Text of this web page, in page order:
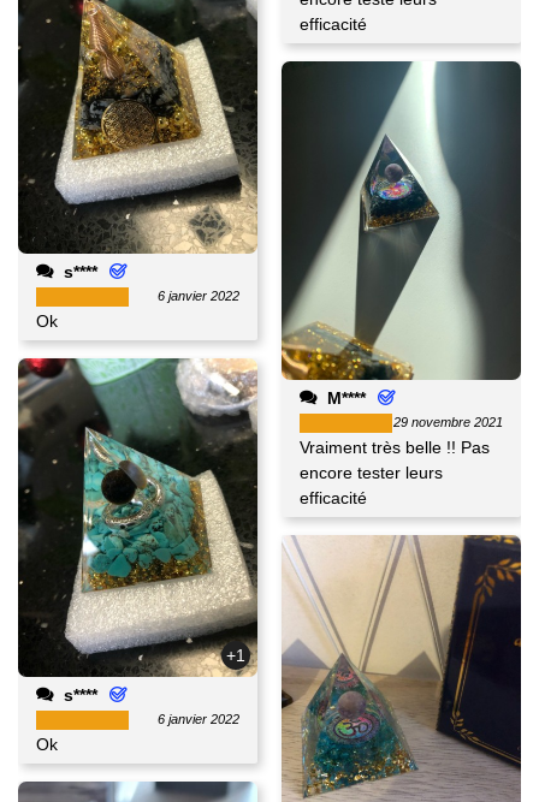
s****
6 janvier 2022
Ok
+1
s****
6 janvier 2022
Ok
efficacité
M****
29 novembre 2021
Vraiment très belle !! Pas
encore tester leurs
efficacité